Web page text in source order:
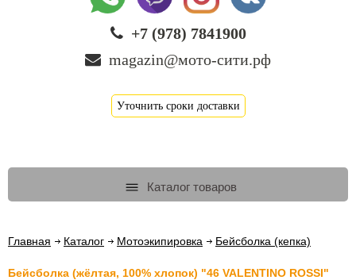
+7 (978) 7841900
magazin@мото-сити.рф
Уточнить сроки доставки
Каталог товаров
Главная Каталог Мотоэкипировка Бейсболка (кепка)
Бейсболка (жёлтая, 100% хлопок) "46 VALENTINO ROSSI"